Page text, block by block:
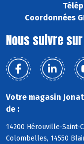
Coordonnées
Nous suivre sur
Votre magasin
de :
14200 Hérouville-Saint-
Colombelles, 14550